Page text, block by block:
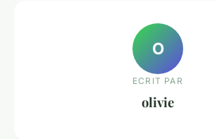
O
ECRIT PAR
olivie